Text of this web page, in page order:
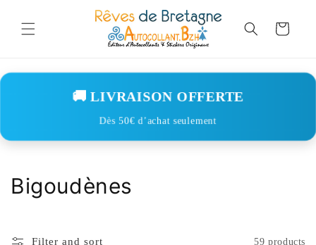
content
Cart
🚚 LIVRAISON OFFERTE
Dès 50€ d’achat seulement
C
Bigoudènes
Filter and sort 59 products